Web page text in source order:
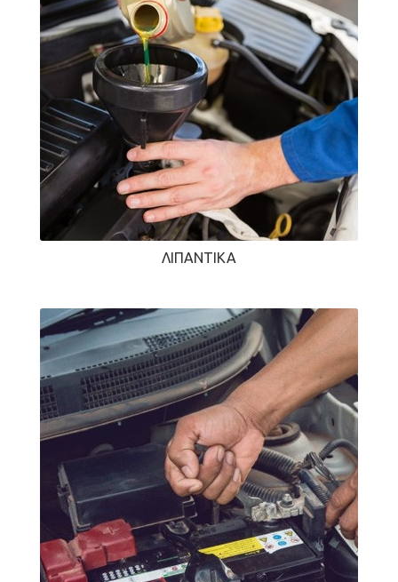
ΛΙΠΑΝΤΙΚΆ